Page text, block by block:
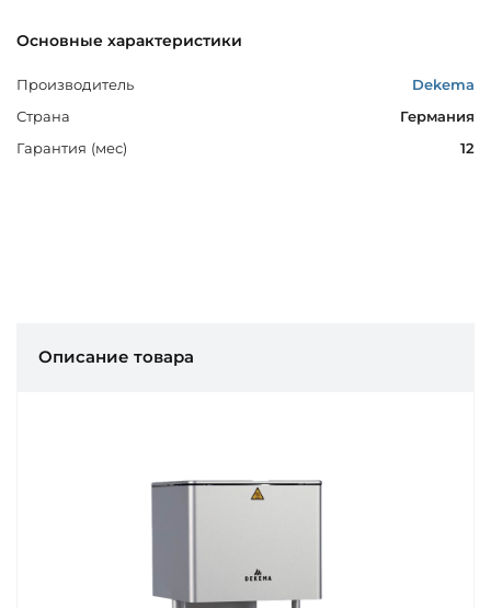
Основные характеристики
Производитель
Dekema
Страна
Германия
Гарантия (мес)
12
Описание товара